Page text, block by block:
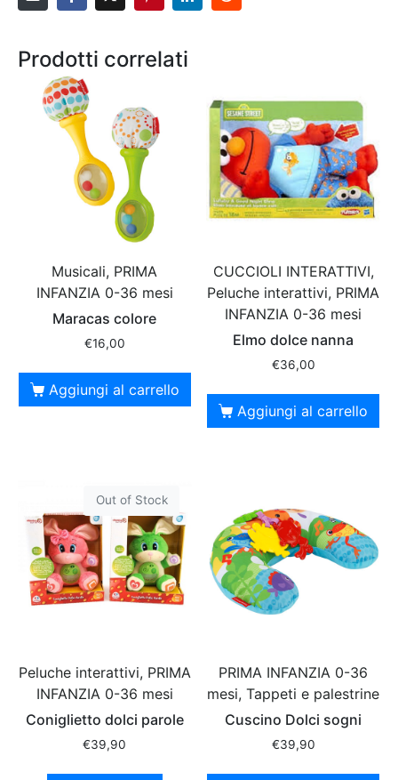
Prodotti correlati
Musicali, PRIMA
INFANZIA 0-36 mesi
Maracas colore
€16,00
Aggiungi al carrello
CUCCIOLI INTERATTIVI,
Peluche interattivi, PRIMA
INFANZIA 0-36 mesi
Elmo dolce nanna
€36,00
Aggiungi al carrello
Out of Stock
Peluche interattivi, PRIMA
INFANZIA 0-36 mesi
Coniglietto dolci parole
€39,90
PRIMA INFANZIA 0-36
mesi, Tappeti e palestrine
Cuscino Dolci sogni
€39,90